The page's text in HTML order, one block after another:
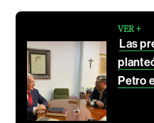
VER +
Las
Petro